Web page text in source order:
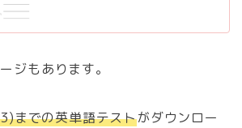
ジもあります。
までの英単語テストがダウンロー